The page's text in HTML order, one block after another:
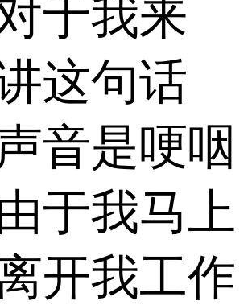
于我来
这句话
音是哽咽
于我马上
开我工作